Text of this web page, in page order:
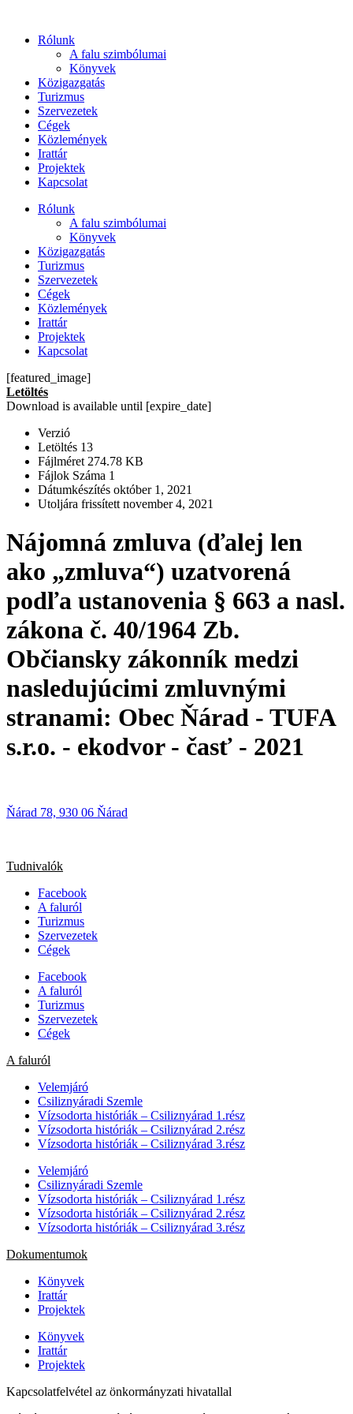
tartalomhoz
Rólunk
A falu szimbólumai
Könyvek
Közigazgatás
Turizmus
Szervezetek
Cégek
Közlemények
Irattár
Projektek
Kapcsolat
Rólunk
A falu szimbólumai
Könyvek
Közigazgatás
Turizmus
Szervezetek
Cégek
Közlemények
Irattár
Projektek
Kapcsolat
[featured_image]
Letöltés
Download is available until [expire_date]
Verzió
Letöltés 13
Fájlméret 274.78 KB
Fájlok Száma 1
Dátumkészítés október 1, 2021
Utoljára frissített november 4, 2021
Nájomná zmluva (ďalej len
ako „zmluva“) uzatvorená
podľa ustanovenia § 663 a nasl.
zákona č. 40/1964 Zb.
Občiansky zákonník medzi
nasledujúcimi zmluvnými
stranami: Obec Ňárad - TUFA
s.r.o. - ekodvor - časť - 2021
Ňárad 78, 930 06 Ňárad
Tudnivalók
Facebook
A faluról
Turizmus
Szervezetek
Cégek
Facebook
A faluról
Turizmus
Szervezetek
Cégek
A faluról
Velemjáró
Csiliznyáradi Szemle
Vízsodorta históriák – Csiliznyárad 1.rész
Vízsodorta históriák – Csiliznyárad 2.rész
Vízsodorta históriák – Csiliznyárad 3.rész
Velemjáró
Csiliznyáradi Szemle
Vízsodorta históriák – Csiliznyárad 1.rész
Vízsodorta históriák – Csiliznyárad 2.rész
Vízsodorta históriák – Csiliznyárad 3.rész
Dokumentumok
Könyvek
Irattár
Projektek
Könyvek
Irattár
Projektek
Kapcsolatfelvétel az önkormányzati hivatallal